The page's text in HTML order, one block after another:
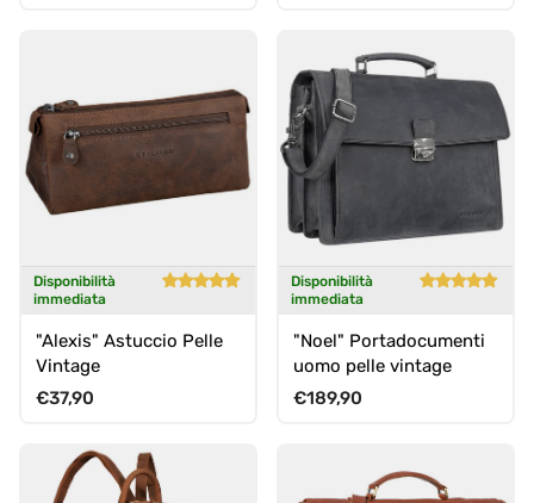
Disponibilità
immediata
"Alexis" Astuccio Pelle
Vintage
Prezzo normale
€37,90
Disponibilità
immediata
"Noel" Portadocumenti
uomo pelle vintage
Prezzo normale
€189,90